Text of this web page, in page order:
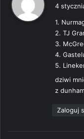
z
e
:
4
1.
2. TJ
3.
4.
5.
dziwi
z
Zaloguj